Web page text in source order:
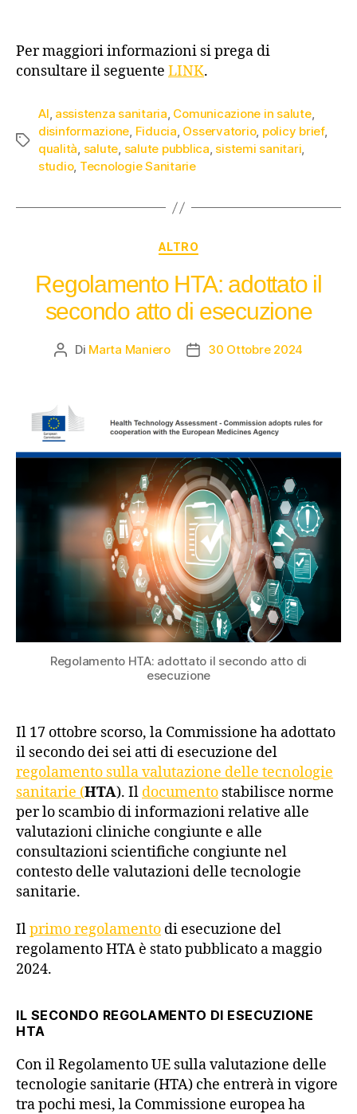
Per maggiori informazioni si prega di
consultare il seguente LINK.
AI, assistenza sanitaria, Comunicazione in salute,
disinformazione, Fiducia, Osservatorio, policy brief,
qualità, salute, salute pubblica, sistemi sanitari,
studio, Tecnologie Sanitarie
ALTRO
Regolamento HTA: adottato il
secondo atto di esecuzione
Di Marta Maniero 30 Ottobre 2024
Regolamento HTA: adottato il secondo atto di
esecuzione
Il 17 ottobre scorso, la Commissione ha adottato
il secondo dei sei atti di esecuzione del
regolamento sulla valutazione delle tecnologie
sanitarie (HTA). Il documento stabilisce norme
per lo scambio di informazioni relative alle
valutazioni cliniche congiunte e alle
consultazioni scientifiche congiunte nel
contesto delle valutazioni delle tecnologie
sanitarie.
Ilprimo regolamento di esecuzione del
regolamento HTA è stato pubblicato a maggio
2024.
IL SECONDO REGOLAMENTO DI ESECUZIONE
HTA
Con il Regolamento UE sulla valutazione delle
tecnologie sanitarie (HTA) che entrerà in vigore
tra pochi mesi, la Commissione europea ha